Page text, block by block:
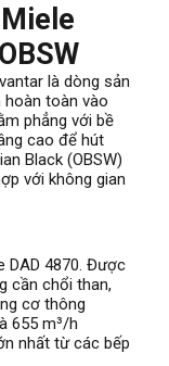
là dòng sản
toàn vào
phẳng với bề
cao để hút
Black (OBSW)
với không gian
DAD 4870. Được
cần chổi than,
cơ thông
655 m³/h
nhất từ các bếp